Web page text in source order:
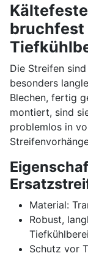
bruchfest
Die Streifen
besonders
Blechen, fertig
montiert, sind
problemlos in
Material:
Robust,
Schutz vor